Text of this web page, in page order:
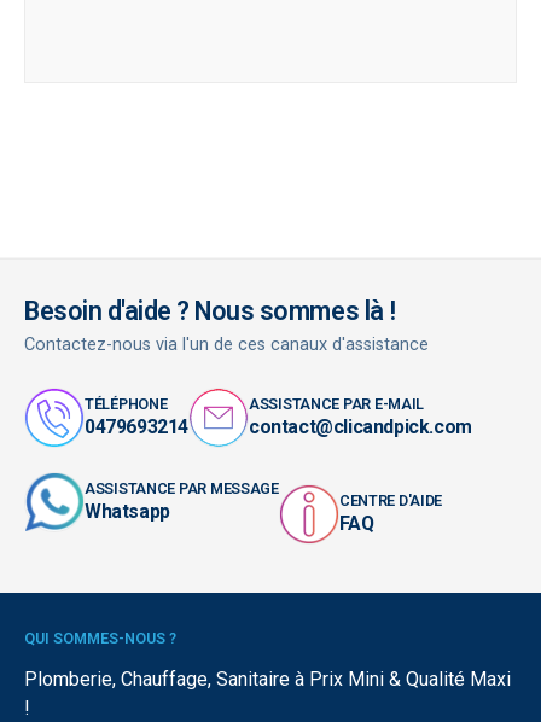
Besoin d'aide ? Nous sommes là !
Contactez-nous via l'un de ces canaux d'assistance
TÉLÉPHONE
0479693214
ASSISTANCE PAR E-MAIL
contact@clicandpick.com
ASSISTANCE PAR MESSAGE
Whatsapp CENTRE D'AIDE
FAQ
QUI SOMMES-NOUS ?
Plomberie, Chauffage, Sanitaire à Prix Mini & Qualité Maxi
!